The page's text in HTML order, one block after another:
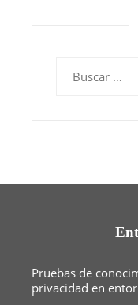
Pruebas de
privacidad en